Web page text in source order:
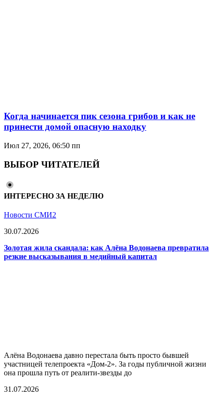
Когда начинается пик сезона грибов и как не
принести домой опасную находку
Июл 27, 2026, 06:50 пп
ВЫБОР ЧИТАТЕЛЕЙ
ИНТЕРЕСНО ЗА НЕДЕЛЮ
Новости СМИ2
30.07.2026
Золотая жила скандала: как Алёна Водонаева превратила
резкие высказывания в медийный капитал
Алёна Водонаева давно перестала быть просто бывшей
участницей телепроекта «Дом-2». За годы публичной жизни
она прошла путь от реалити-звезды до
31.07.2026